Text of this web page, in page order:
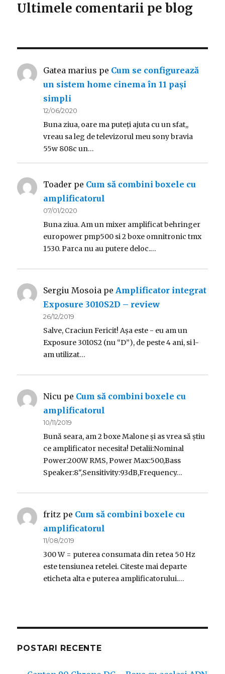
Ultimele comentarii pe blog
Gatea marius pe Cum se configurează
un sistem home cinema în 11 pași
simpli
12/06/2020
Buna ziua, oare ma puteți ajuta cu un sfat,,
vreau sa leg de televizorul meu sony bravia
55w 808c un…
Toader pe Cum să combini boxele cu
amplificatorul
07/01/2020
Buna ziua. Am un mixer amplificat behringer
europower pmp500 si 2 boxe omnitronic tmx
1530. Parca nu au putere deloc.…
Sergiu Mosoia peAmplificator integrat
Exposure 3010S2D – review
26/12/2019
Salve, Craciun Fericit! Așa este - eu am un
Exposure 3010S2 (nu “D”), de peste 4 ani, si l-
am utilizat…
Nicu pe Cum să combini boxele cu
amplificatorul
10/11/2019
Bună seara, am 2 boxe Malone și as vrea să știu
ce amplificator necesita! Detalii:Nominal
Power:200W RMS, Power Max:500,Bass
Speaker:8",Sensitivity:93dB,Frequency…
fritz pe Cum să combini boxele cu
amplificatorul
11/08/2019
300 W = puterea consumata din retea 50 Hz
este tensiunea retelei. Citeste mai departe
eticheta alta e puterea amplificatorului.…
POSTARI RECENTE